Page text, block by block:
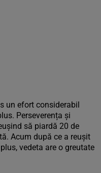
un efort considerabil
Perseverența și
să piardă 20 de
Acum după ce a reușit
vedeta are o greutate